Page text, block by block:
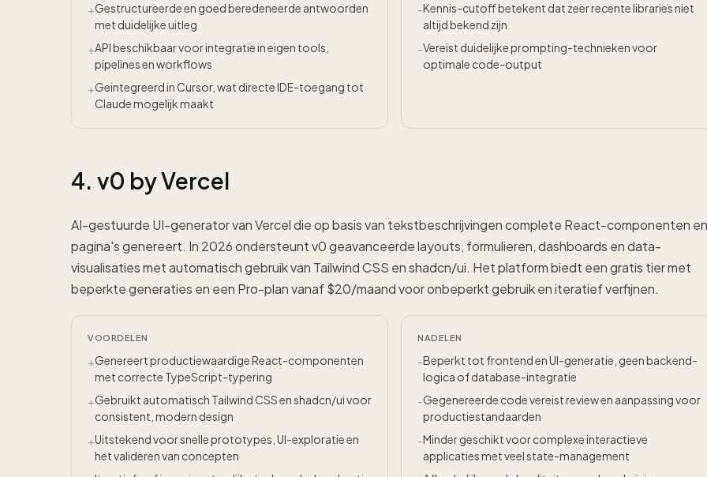
+Gestructureerde en goed beredeneerde antwoorden
met duidelijke uitleg
+API beschikbaar voor integratie in eigen tools,
pipelines en workflows
+Geintegreerd in Cursor, wat directe IDE-toegang tot
Claude mogelijk maakt
-Kennis-cutoff betekent dat zeer recente libraries niet
altijd bekend zijn
-Vereist duidelijke prompting-technieken voor
optimale code-output
4. v0 by Vercel
AI-gestuurde UI-generator van Vercel die op basis van tekstbeschrijvingen complete React-componenten en
pagina's genereert. In 2026 ondersteunt v0 geavanceerde layouts, formulieren, dashboards en data-
visualisaties met automatisch gebruik van Tailwind CSS en shadcn/ui. Het platform biedt een gratis tier met
beperkte generaties en een Pro-plan vanaf $20/maand voor onbeperkt gebruik en iteratief verfijnen.
VOORDELEN
+Genereert productiewaardige React-componenten
met correcte TypeScript-typering
+Gebruikt automatisch Tailwind CSS en shadcn/ui voor
consistent, modern design
+Uitstekend voor snelle prototypes, UI-exploratie en
het valideren van concepten
NADELEN
-Beperkt tot frontend en UI-generatie, geen backend-
logica of database-integratie
-Gegenereerde code vereist review en aanpassing voor
productiestandaarden
-Minder geschikt voor complexe interactieve
applicaties met veel state-management